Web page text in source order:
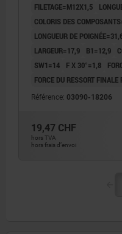
FILETAGE=M12X1,5
COLORIS DES
LONGUEUR DE
LARGEUR=17,9
B1=12,9
SW1=14
F X 30°=1,8
FORCE DU RESSORT
Référence: 03090-18206
19,47 CHF
hors TVA
hors frais d’envoi